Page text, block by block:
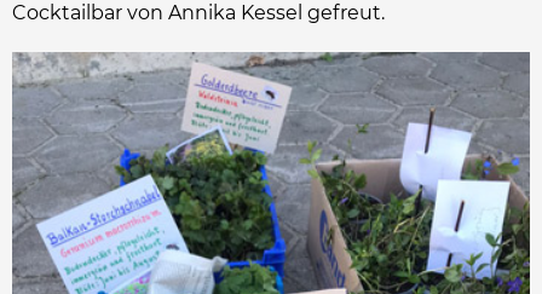
Cocktailbar von Annika Kessel gefreut.